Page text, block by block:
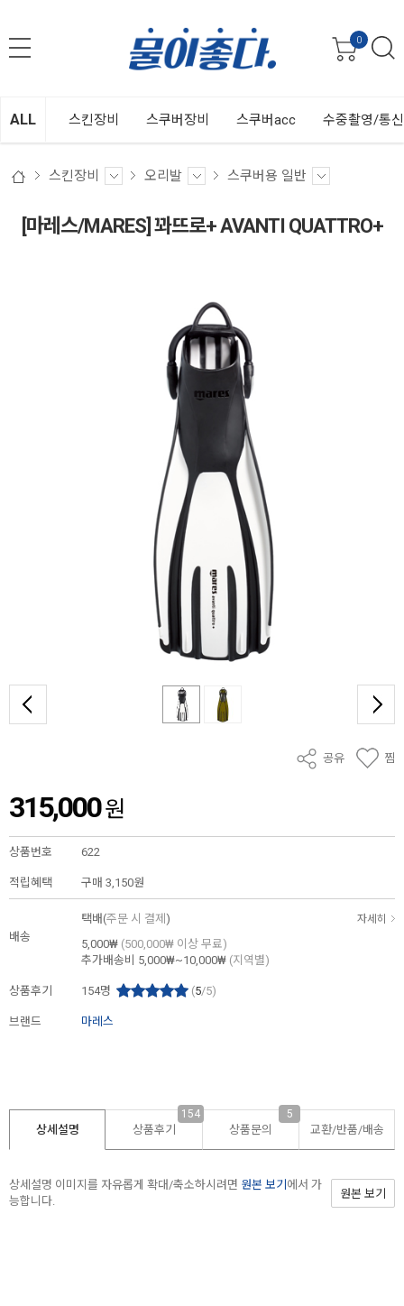
0
ALL 스킨장비 스쿠버장비 스쿠버acc 수중촬영/통
스킨장비 오리발 스쿠버용 일반
[마레스/MARES] 꽈뜨로+ AVANTI QUATTRO+
공유 찜
315,000원
상품번호 622
적립혜택 구매 3,150원
배송
택배(주문 시 결제 ) 자세히
5,000₩ (500,000₩ 이상 무료)
추가배송비
5,000₩~10,000₩ (지역별)
상품후기 154명 (5/5)
브랜드 마레스
상세설명 상품후기
154
상품문의
5
교환/반품/배송
상세설명 이미지를 자유롭게 확대/축소하시려면 원본 보기 에서 가
능합니다.
원본 보기